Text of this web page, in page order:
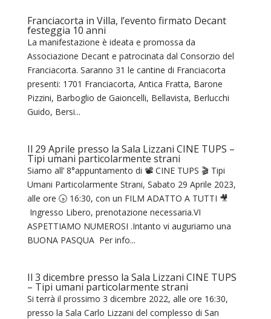
Franciacorta in Villa, l’evento firmato Decant
festeggia 10 anni
La manifestazione è ideata e promossa da
Associazione Decant e patrocinata dal Consorzio del
Franciacorta. Saranno 31 le cantine di Franciacorta
presenti: 1701 Franciacorta, Antica Fratta, Barone
Pizzini, Barboglio de Gaioncelli, Bellavista, Berlucchi
Guido, Bersi...
Il 29 Aprile presso la Sala Lizzani CINE TUPS –
Tipi umani particolarmente strani
Siamo all’ 8°appuntamento di 📽️ CINE TUPS 🎬 Tipi
Umani Particolarmente Strani, Sabato 29 Aprile 2023,
alle ore 🕟 16:30, con un FILM ADATTO A TUTTI 🎥
Ingresso Libero, prenotazione necessaria.VI
ASPETTIAMO NUMEROSI .Intanto vi auguriamo una
BUONA PASQUA Per info...
Il 3 dicembre presso la Sala Lizzani CINE TUPS
– Tipi umani particolarmente strani
Si terrà il prossimo 3 dicembre 2022, alle ore 16:30,
presso la Sala Carlo Lizzani del complesso di San